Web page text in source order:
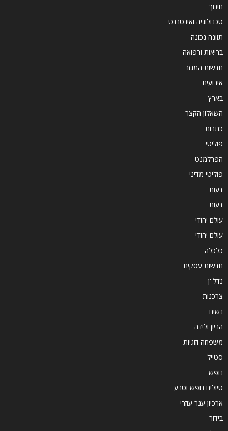
חינוך
טכנולוגיה ואינטרנט
תזונה נכונה
בריאות ורפואה
חדשות המגזר
אירועים
בארץ
השאלון הקצר
כתבות
פוליטי
הפרלמנט
פוליטי מדיני
דעות
דעות
עולם יהודי
עולם יהודי
כלכלה
חדשות עסקים
נדל''ן
צרכנות
נשים
הריון ולידה
משפחה וזוגיות
סטייל
נופש
טיולים נופש וטבע
ארכיון ענר עוזרי
בידור